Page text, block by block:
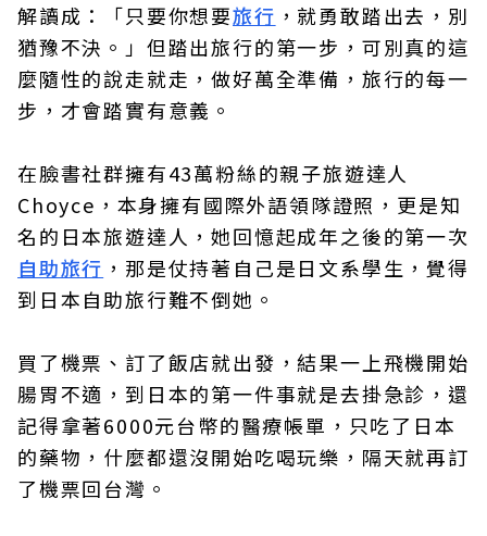
解讀成：「只要你想要旅行 ，就勇敢踏出去，別
猶豫不決。」但踏出旅行的第一步，可別真的這
麼隨性的說走就走，做好萬全準備，旅行的每一
步，才會踏實有意義。
在臉書社群擁有43萬粉絲的親子旅遊達人
Choyce，本身擁有國際外語領隊證照，更是知
名的日本旅遊達人，她回憶起成年之後的第一次
自助旅行 ，那是仗持著自己是日文系學生，覺得
到日本自助旅行難不倒她。
買了機票、訂了飯店就出發，結果一上飛機開始
腸胃不適，到日本的第一件事就是去掛急診，還
記得拿著6000元台幣的醫療帳單，只吃了日本
的藥物，什麼都還沒開始吃喝玩樂，隔天就再訂
了機票回台灣。